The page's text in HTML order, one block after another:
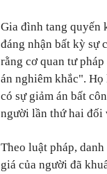
Gia đình tang quyến
đáng nhận bất kỳ sự
rằng cơ quan tư
án nghiêm khắc".
có sự giảm án bất
người lần thứ hai đối
Theo luật pháp,
giá của người đã